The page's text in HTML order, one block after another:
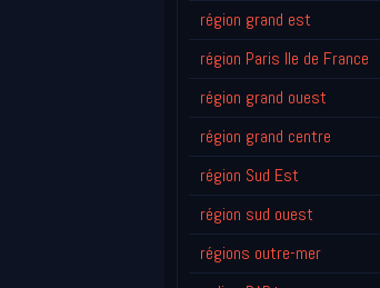
région grand est
région Paris Ile de France
région grand ouest
région grand centre
région Sud Est
région sud ouest
régions outre-mer